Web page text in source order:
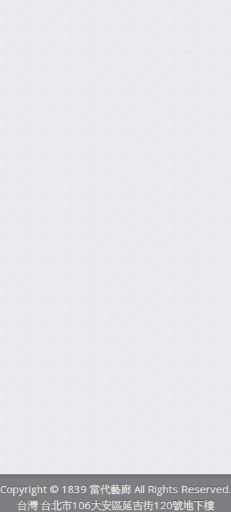
Copyright © 1839 當代藝廊 All Rights Reserved.
台灣 台北市106大安區延吉街120號地下樓